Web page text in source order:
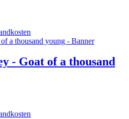
- Goat of a thousand